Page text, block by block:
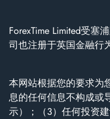
ForexTime Limited受塞
司也注册于英国金融行
本网站根据您的要求为
息的任何信息不构成或
示）；（3）任何投资建